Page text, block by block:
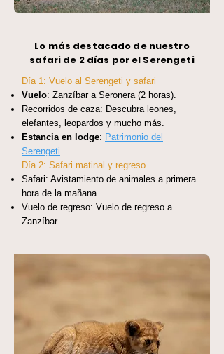
Lo más destacado de nuestro
safari de 2 días por el Serengeti
Día 1: Vuelo al Serengeti y safari
Vuelo: Zanzíbar a Seronera (2 horas).
Recorridos de caza: Descubra leones,
elefantes, leopardos y mucho más.
Estancia en lodge: Patrimonio del
Serengeti
Día 2: Safari matinal y regreso
Safari: Avistamiento de animales a primera
hora de la mañana.
Vuelo de regreso: Vuelo de regreso a
Zanzíbar.